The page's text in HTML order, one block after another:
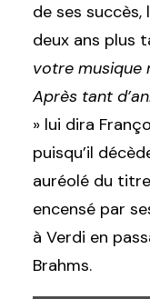
de ses succès,
deux ans plus
votre musique
Après tant
» lui dira
puisqu’il
auréolé du
encensé par
à Verdi en
Brahms.